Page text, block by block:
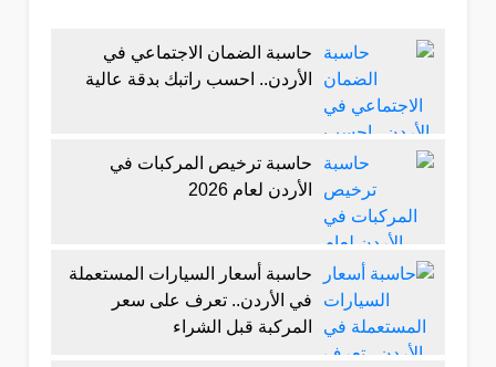
حاسبة الضمان الاجتماعي في
الأردن.. احسب راتبك بدقة عالية
حاسبة ترخيص المركبات في
الأردن لعام 2026
حاسبة أسعار السيارات المستعملة
في الأردن.. تعرف على سعر
المركبة قبل الشراء